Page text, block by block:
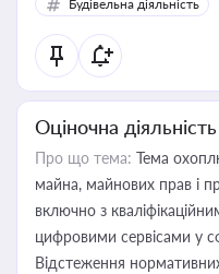
Будівельна діяльність
Оціночна діяльність
Про що тема: Тема
майна, майнових прав і
включно з
цифровими сервісами у
Відстеження